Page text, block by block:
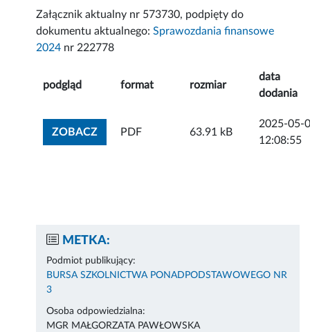
Załącznik aktualny nr 573730, podpięty do
dokumentu aktualnego:Sprawozdania finansowe
2024 nr 222778
podgląd format rozmiar
data
dodania
ZOBACZZOBACZ ZAŁĄCZNIK
PDF 63.91 kB
2025-05-
12:08:55
METKA:
Podmiot publikujący:
BURSA SZKOLNICTWA PONADPODSTAWOWEGO NR
3
Osoba odpowiedzialna:
MGR MAŁGORZATA PAWŁOWSKA